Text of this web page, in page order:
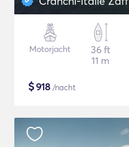
Motorjacht
36 ft
11 m
$918 /nacht